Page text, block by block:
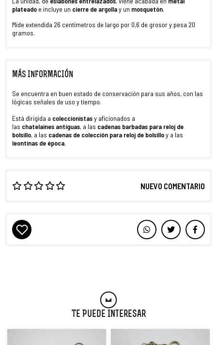
plateado e incluye un cierre de argollay un mosquetón.
Mide extendida 26 centímetros de largo por 0,6 de grosor y pesa 20
gramos.
MÁS INFORMACIÓN
Se encuentra en buen estado de conservación para sus años, con las
lógicas señales de uso y tiempo.
Está dirigida a coleccionistasy aficionados a
las chatelaines antiguas, a las cadenas barbadas para reloj de
bolsillo, a las cadenas de colección para reloj de bolsilloy a las
leontinas de época.
NUEVO COMENTARIO
Te Puede Interesar